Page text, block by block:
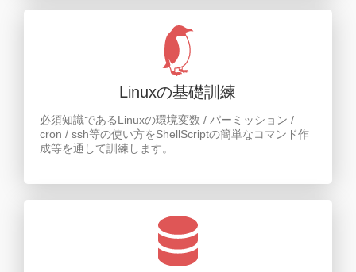
Linuxの基礎訓練
必須知識であるLinuxの環境変数 / パーミッション /
cron / ssh等の使い方をShellScriptの簡単なコマンド作
成等を通して訓練します。